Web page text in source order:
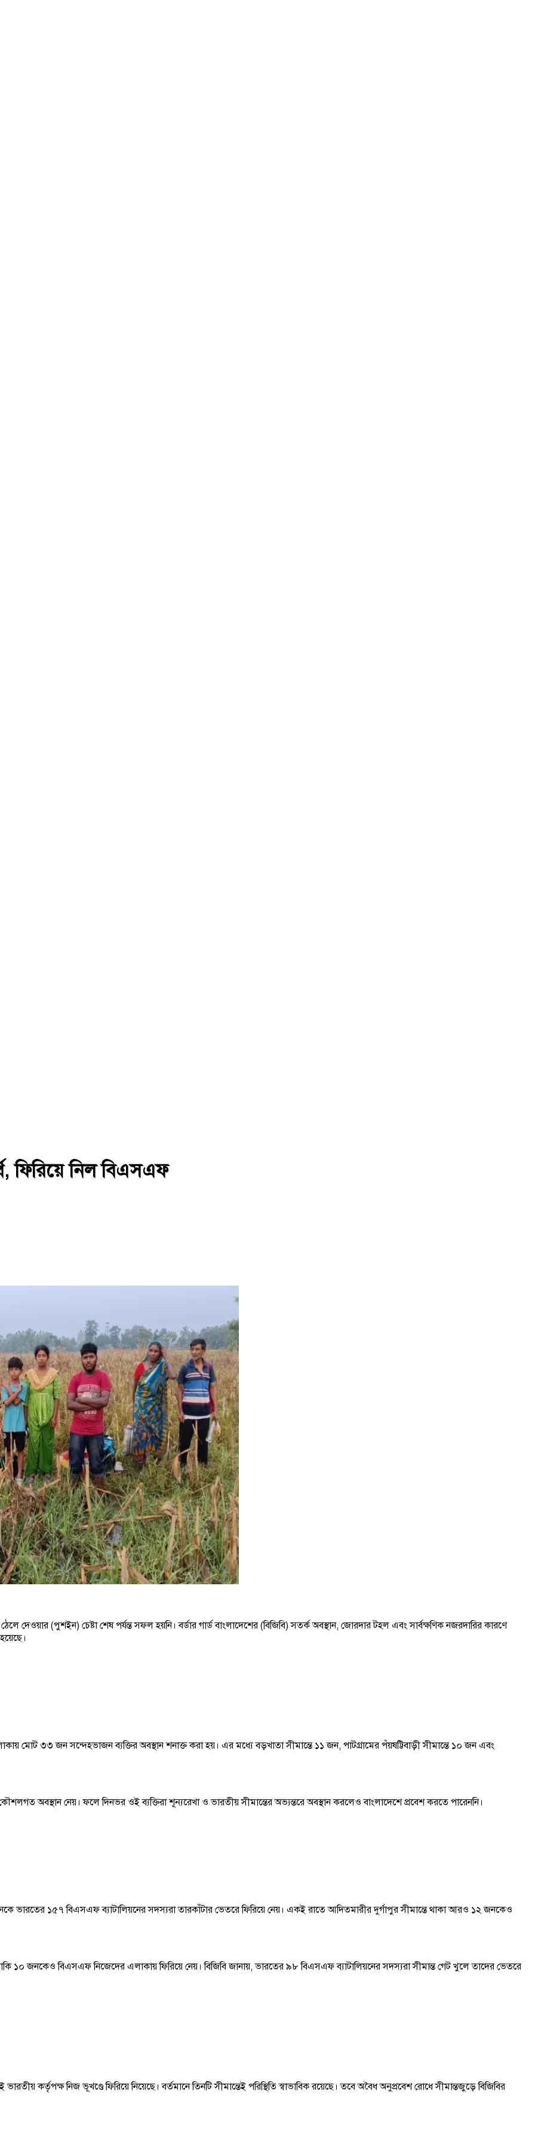
ফিরিয়ে নিল বিএসএফ
দেওয়ার (পুশইন) চেষ্টা শেষ পর্যন্ত সফল হয়নি। বর্ডার গার্ড বাংলাদেশের (বিজিবি) সতর্ক অবস্থান, জোরদার টহল এবং সার্বক্ষণিক নজরদারির কারণে
মোট ৩৩ জন সন্দেহভাজন ব্যক্তির অবস্থান শনাক্ত করা হয়। এর মধ্যে বড়খাতা সীমান্তে ১১ জন, পাটগ্রামের পঁয়ষট্টিবাড়ী সীমান্তে ১০ জন এবং
অবস্থান নেয়। ফলে দিনভর ওই ব্যক্তিরা শূন্যরেখা ও ভারতীয় সীমান্তের অভ্যন্তরে অবস্থান করলেও বাংলাদেশে প্রবেশ করতে পারেননি।
ভারতের ১৫৭ বিএসএফ ব্যাটালিয়নের সদস্যরা তারকাঁটার ভেতরে ফিরিয়ে নেয়। একই রাতে আদিতমারীর দুর্গাপুর সীমান্তে থাকা আরও ১২ জনকেও
১০ জনকেও বিএসএফ নিজেদের এলাকায় ফিরিয়ে নেয়। বিজিবি জানায়, ভারতের ৯৮ বিএসএফ ব্যাটালিয়নের সদস্যরা সীমান্ত গেট খুলে তাদের ভেতরে
কর্তৃপক্ষ নিজ ভূখণ্ডে ফিরিয়ে নিয়েছে। বর্তমানে তিনটি সীমান্তেই পরিস্থিতি স্বাভাবিক রয়েছে। তবে অবৈধ অনুপ্রবেশ রোধে সীমান্তজুড়ে বিজিবির